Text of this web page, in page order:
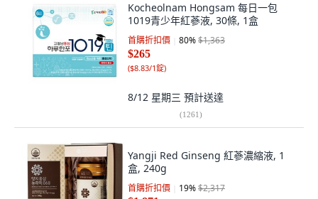
Kocheolnam Hongsam 每日一包
1019青少年紅蔘液, 30條, 1盒
首購折扣價 80%$1,363
$265
($8.83/1錠)
8/12 星期三 預計送達
(1261)
Yangji Red Ginseng 紅蔘濃縮液, 1
盒, 240g
首購折扣價 19%$2,317